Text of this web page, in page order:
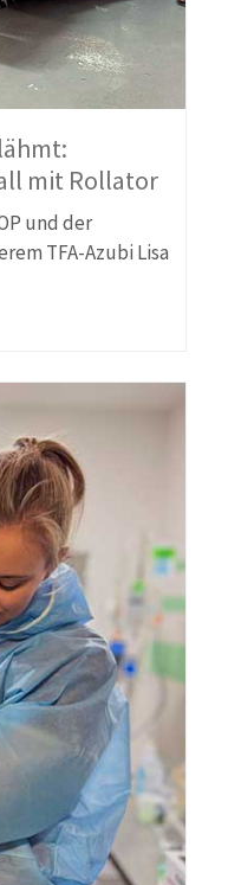
mit Rollator
und der
TFA-Azubi Lisa